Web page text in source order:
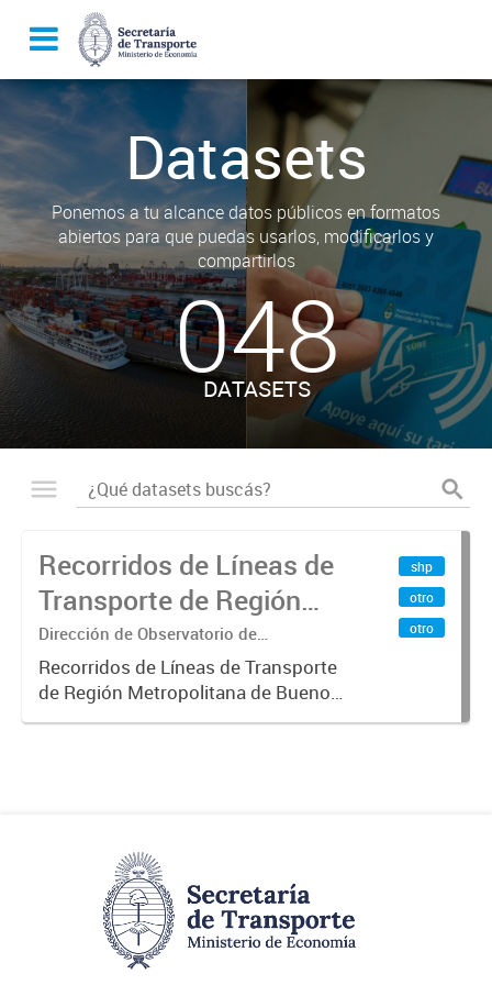
Datasets
Ponemos a tu alcance datos públicos en formatos
abiertos para que puedas usarlos, modificarlos y
compartirlos
048
DATASETS
Recorridos de Líneas de
Transporte de Región
Metropolitana de
Buenos Aires (RMBA)
Dirección de Observatorio de
Transporte, Estudio y Sistemas
Recorridos de Líneas de Transporte
de Región Metropolitana de Buenos
Aires (RMBA).-
shp
otro
otro